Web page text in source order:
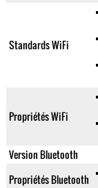
Standards WiFi
Propriétés WiFi
Version Bluetooth
Propriétés Bluetooth